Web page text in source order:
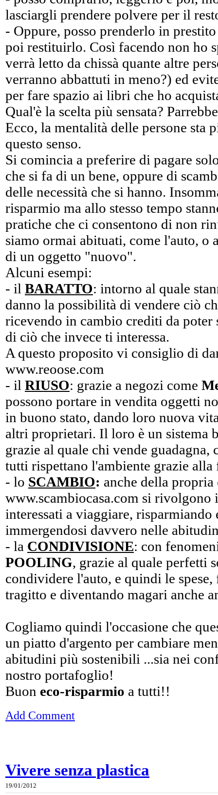
lasciargli prendere polvere per il
- Oppure, posso prenderlo in
poi restituirlo. Così facendo non ho
verrà letto da chissà quante altre
verranno abbattuti in meno?) ed
per fare spazio ai libri che ho
Qual'è la scelta più sensata?
Ecco, la mentalità delle persone sta
questo senso.
Si comincia a preferire di pagare
che si fa di un bene, oppure di
delle necessità che si hanno.
risparmio ma allo stesso tempo
pratiche che ci consentono di non
siamo ormai abituati, come l'auto, o
di un oggetto "nuovo".
Alcuni esempi:
- il BARATTO: intorno al quale
danno la possibilità di vendere ciò
ricevendo in cambio crediti da poter
di ciò che invece ti interessa.
A questo proposito vi consiglio di
www.reoose.com
- il RIUSO: grazie a negozi come
possono portare in vendita oggetti
in buono stato, dando loro nuova
altri proprietari. Il loro è un sistema
grazie al quale chi vende guadagna,
tutti rispettano l'ambiente grazie
- lo SCAMBIO: anche della
www.scambiocasa.com si rivolgono
interessati a viaggiare, risparmiando
immergendosi davvero nelle
- la CONDIVISIONE: con
POOLING, grazie al quale perfetti
condividere l'auto, e quindi le spese,
tragitto e diventando magari anche
Cogliamo quindi l'occasione che
un piatto d'argento per cambiare
abitudini più sostenibili ...sia nei
nostro portafoglio!
Buon eco-risparmio a tutti!!
Add Comment
Vivere senza plastica
19/01/2012